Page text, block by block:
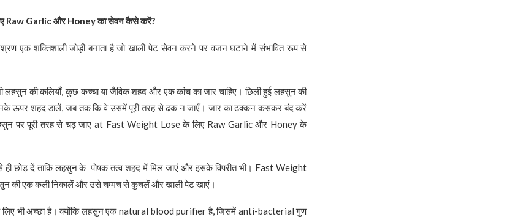
Raw GarlicऔरHoneyका सेवन कैसे करें?
एक शक्तिशाली जोड़ी बनाता है जो खाली पेट सेवन करने पर वजन घटाने में संभावित रूप से
की कलियाँ, कुछ कच्चा या जैविक शहद और एक कांच का जार चाहिए। छिली हुई लहसुन की
ऊपर शहद डालें, जब तक कि वे उसमें पूरी तरह से ढक न जाएँ। जार का ढक्कन कसकर बंद करें
पर पूरी तरह से चढ़ जाए at Fast Weight Lose के लिए Raw Garlic और Honey के
छोड़ दें ताकि लहसुन के पोषक तत्व शहद में मिल जाएं और इसके विपरीत भी। Fast Weight
की एक कली निकालें और उसे चम्मच से कुचलें और खाली पेट खाएं।
लिए भी अच्छा है। क्योंकि लहसुन एक natural blood purifier है, जिसमें anti-bacterial गुण